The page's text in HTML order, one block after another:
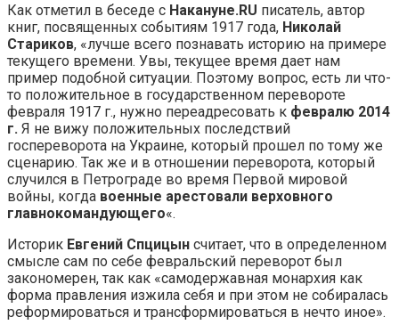
Как отметил в беседе с Накануне.RU писатель, автор
книг, посвященных событиям 1917 года, Николай
Стариков, «лучше всего познавать историю на примере
текущего времени. Увы, текущее время дает нам
пример подобной ситуации. Поэтому вопрос, есть ли что-
то положительное в государственном перевороте
февраля 1917 г., нужно переадресовать к февралю 2014
г. Я не вижу положительных последствий
госпереворота на Украине, который прошел по тому же
сценарию. Так же и в отношении переворота, который
случился в Петрограде во время Первой мировой
войны, когда военные арестовали верховного
главнокомандующего«.
Историк Евгений Спцицын считает, что в определенном
смысле сам по себе февральский переворот был
закономерен, так как «самодержавная монархия как
форма правления изжила себя и при этом не собиралась
реформироваться и трансформироваться в нечто иное».